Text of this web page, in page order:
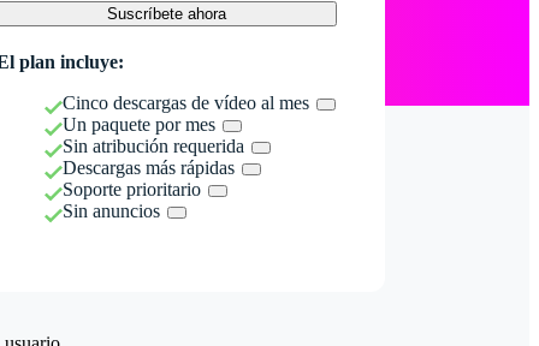
Suscríbete ahora
plan incluye:
Cinco descargas de vídeo al mes
Un paquete por mes
Sin atribución requerida
Descargas más rápidas
Soporte prioritario
Sin anuncios